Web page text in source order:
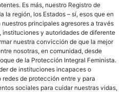
Es más, nuestro Registro de
la región, los Estados – sí, esos que en
principales agresores a través
y autoridades de diferente
nuestra convicción de que la mejor
nosotras, en comunidad, desde
de la Protección Integral Feminista.
de instituciones incapaces o
de protección entre y para
sociales para cuidar nuestras vidas,